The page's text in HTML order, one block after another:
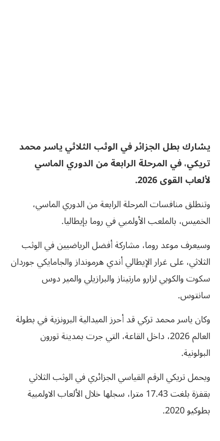
يشارك بطل الجزائر في الوثب الثلاثي ياسر محمد
تريكي، في المرحلة الرابعة من الدوري الماسي
لألعاب القوى 2026.
وتنطلق منافسات المرحلة الرابعة من الدوري الماسي،
الخميس، بالملعب الأولمبي في روما بإيطاليا.
وسيعرف موعد روما، مشاركة أفضل الرياضيين في الوثب
الثلاثي، على غرار الإيطالي أندي هرمونداز والجامايكي جوردان
سكوت والكوبي لزارو مارتيناز والبرازيلي والمير دوس
سانتوس.
وكان ياسر محمد تركي قد أحرز الميدالية البرونزية في بطولة
العالم 2026، داخل القاعة، التي جرت بمدينة تورون
البولونية.
ويحمل تريكي الرقم القياسي الجزائري في الوثب الثلاثي
بقفزة بلغت 17.43 مترا، سجلها خلال الألعاب الاولمبية
بطوكيو 2020.